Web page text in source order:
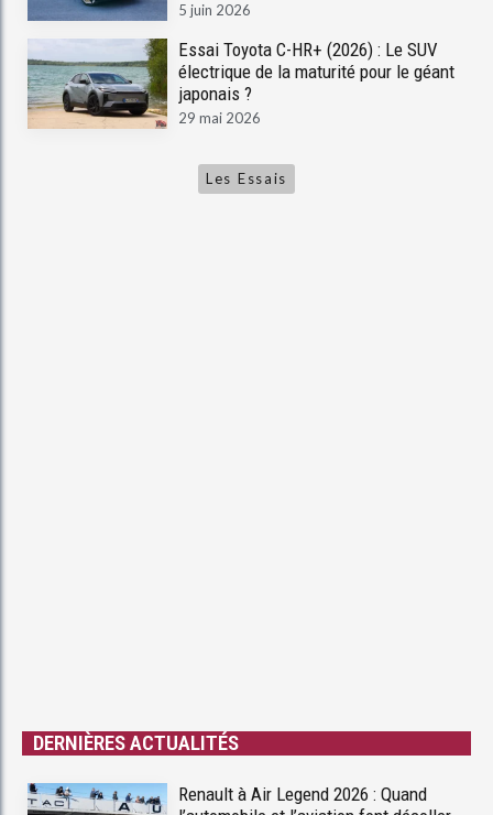
5 juin 2026
Essai Toyota C-HR+ (2026) : Le SUV
électrique de la maturité pour le géant
japonais ?
29 mai 2026
Les Essais
DERNIÈRES ACTUALITÉS
Renault à Air Legend 2026 : Quand